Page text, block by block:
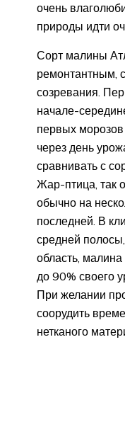
очень
природы идти
Сорт малины
ремонтантным,
созревания.
начале-
первых
через день
сравнивать с
Жар-птица, так
обычно на
последней. В
средней
область, малина
до 90% своего
При желании
соорудить
нетканого